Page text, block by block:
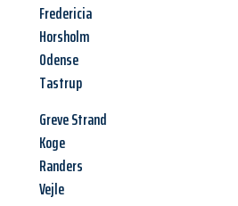
Fredericia
Horsholm
Odense
Tastrup
Greve Strand
Koge
Randers
Vejle